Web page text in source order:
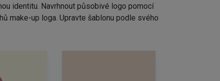
identitu. Navrhnout působivé logo pomocí
make-up loga. Upravte šablonu podle svého